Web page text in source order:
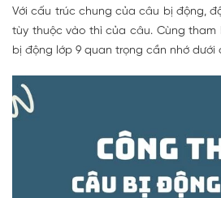
Với cấu trúc chung của câu bị động,
tùy thuộc vào thì của câu. Cùng
bị động lớp 9 quan trọng cần nhớ dưới